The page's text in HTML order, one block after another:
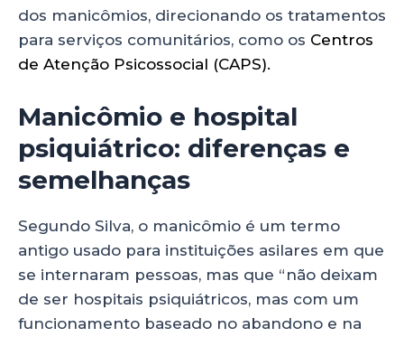
dos manicômios, direcionando os tratamentos
para serviços comunitários, como os Centros
de Atenção Psicossocial (CAPS).
Manicômio e hospital
psiquiátrico: diferenças e
semelhanças
Segundo Silva, o manicômio é um termo
antigo usado para instituições asilares em que
se internaram pessoas, mas que “não deixam
de ser hospitais psiquiátricos, mas com um
funcionamento baseado no abandono e na